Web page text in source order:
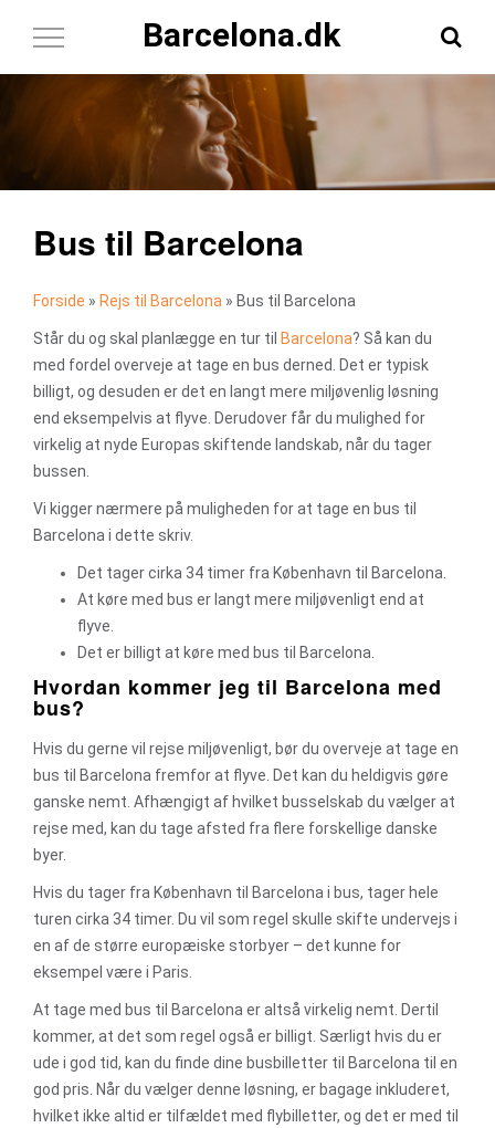
Barcelona.dk
Toggle
Bus til Barcelona
Forside » Rejs til Barcelona » Bus til Barcelona
Står du og skal planlægge en tur til Barcelona? Så kan du
med fordel overveje at tage en bus derned. Det er typisk
billigt, og desuden er det en langt mere miljøvenlig løsning
end eksempelvis at flyve. Derudover får du mulighed for
virkelig at nyde Europas skiftende landskab, når du tager
bussen.
Vi kigger nærmere på muligheden for at tage en bus til
Barcelona i dette skriv.
Det tager cirka 34 timer fra København til Barcelona.
At køre med bus er langt mere miljøvenligt end at
flyve.
Det er billigt at køre med bus til Barcelona.
Hvordan kommer jeg til Barcelona med
bus?
Hvis du gerne vil rejse miljøvenligt, bør du overveje at tage en
bus til Barcelona fremfor at flyve. Det kan du heldigvis gøre
ganske nemt. Afhængigt af hvilket busselskab du vælger at
rejse med, kan du tage afsted fra flere forskellige danske
byer.
Hvis du tager fra København til Barcelona i bus, tager hele
turen cirka 34 timer. Du vil som regel skulle skifte undervejs i
en af de større europæiske storbyer – det kunne for
eksempel være i Paris.
At tage med bus til Barcelona er altså virkelig nemt. Dertil
kommer, at det som regel også er billigt. Særligt hvis du er
ude i god tid, kan du finde dine busbilletter til Barcelona til en
god pris. Når du vælger denne løsning, er bagage inkluderet,
hvilket ikke altid er tilfældet med flybilletter, og det er med til